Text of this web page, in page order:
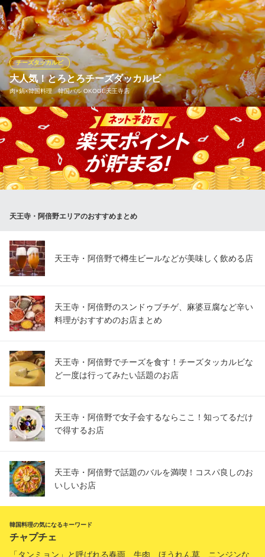
bibim’(ビビム)とは、韓国語で料理を美味しくする秘訣である『混
ぜること』の意。スンドゥブ・ビビムパをまぜてまぜてお召し上
がりくださいませ！
bibim’ 天王寺MIOプラザ館
韓国家庭料理
大阪メトロ御堂筋線天王寺駅 徒歩2分
大阪府大阪市天王寺区悲田院町10-48 天王寺MIOプラザ館4F
大人気！とろとろチーズダッカルビ
肉×鍋×韓国料理 韓国バル OKOGE天王寺店
チーズタッカルビ
今流行りのチーズダッカルビ！程よい辛さととろけるチーズの相
性が抜群！今ならチーズダッカルビ食べ飲み放題も有り！！ (阿倍
野/居酒屋/韓国料理/食べ放題/飲み放題/食べ飲み放題/貸切/個室/合
コン/ランチ/鍋/赤から鍋/チーズタッカルビ/チーズダッカルビ/もつ
鍋/サムギョプサル)
サムギョプサル韓国料理
大阪府大阪市阿倍野区阿倍野筋2-4-47 アメリカンビルB1・2F
天王寺・阿倍野エリアのおすすめまとめ
天王寺・阿倍野で樽生ビールなどが美味しく飲める店
天王寺・阿倍野のスンドゥブチゲ、麻婆豆腐など辛い
料理がおすすめのお店まとめ
天王寺・阿倍野でチーズを食す！チーズタッカルビな
ど一度は行ってみたい話題のお店
天王寺・阿倍野で女子会するならここ！知ってるだけ
で得するお店
天王寺・阿倍野で話題のバルを満喫！コスパ良しのお
いしいお店
韓国料理の気になるキーワード
チャプチェ
「タンミョン」と呼ばれる春雨、牛肉、ほうれん草、ニンジンな